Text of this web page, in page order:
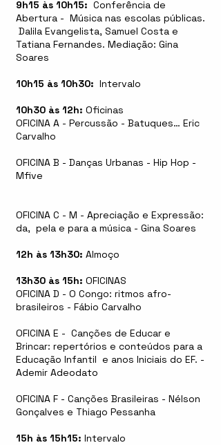
9h15 às 10h15: Conferência de
Abertura - Música nas escolas públicas.
Dalila Evangelista, Samuel Costa e
Tatiana Fernandes. Mediação: Gina
Soares
10h15 às 10h30: Intervalo
10h30 às 12h: Oficinas
OFICINA A - Percussão - Batuques… Eric
Carvalho
OFICINA B - Danças Urbanas - Hip Hop -
Mfive
OFICINA C - M - Apreciação e Expressão:
da, pela e para a música - Gina Soares
12h às 13h30: Almoço
13h30 às 15h: OFICINAS
OFICINA D - O Congo: ritmos afro-
brasileiros - Fábio Carvalho
OFICINA E - Canções de Educar e
Brincar: repertórios e conteúdos para a
Educação Infantil e anos Iniciais do EF. -
Ademir Adeodato
OFICINA F - Canções Brasileiras - Nélson
Gonçalves e Thiago Pessanha
15h às 15h15: Intervalo